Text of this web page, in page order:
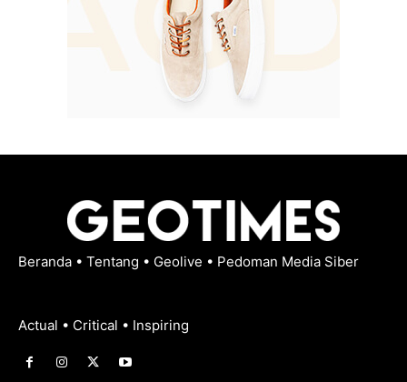
Beranda • Tentang • Geolive • Pedoman Media Siber
Actual • Critical • Inspiring